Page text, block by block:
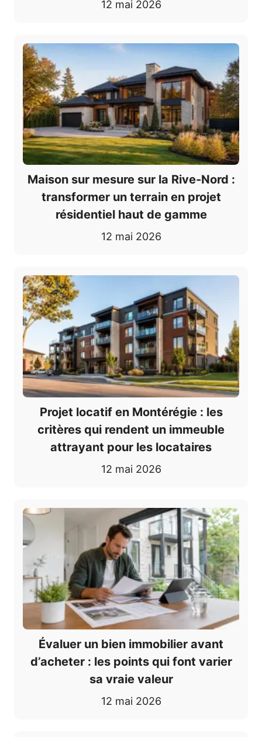
12 mai 2026
Maison sur mesure sur la Rive-Nord :
transformer un terrain en projet
résidentiel haut de gamme
12 mai 2026
Projet locatif en Montérégie : les
critères qui rendent un immeuble
attrayant pour les locataires
12 mai 2026
Évaluer un bien immobilier avant
d’acheter : les points qui font varier
sa vraie valeur
12 mai 2026